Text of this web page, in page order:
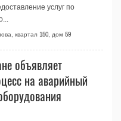
услуг по
квартал 150, дом 59
объявляет
на аварийный